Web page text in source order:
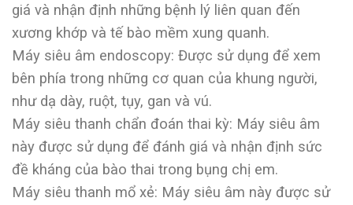
giá và nhận định những bệnh lý liên quan đến
xương khớp và tế bào mềm xung quanh.
Máy siêu âm endoscopy: Được sử dụng để xem
bên phía trong những cơ quan của khung người,
như dạ dày, ruột, tụy, gan và vú.
Máy siêu thanh chẩn đoán thai kỳ: Máy siêu âm
này được sử dụng để đánh giá và nhận định sức
đề kháng của bào thai trong bụng chị em.
Máy siêu thanh mổ xẻ: Máy siêu âm này được sử